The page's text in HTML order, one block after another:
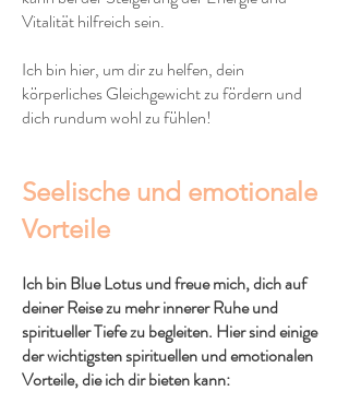
Vitalität hilfreich sein.
Ich bin hier, um dir zu helfen, dein
körperliches Gleichgewicht zu fördern und
dich rundum wohl zu fühlen!
Seelische und emotionale
Vorteile
Ich bin Blue Lotus und freue mich, dich auf
deiner Reise zu mehr innerer Ruhe und
spiritueller Tiefe zu begleiten. Hier sind einige
der wichtigsten spirituellen und emotionalen
Vorteile, die ich dir bieten kann: